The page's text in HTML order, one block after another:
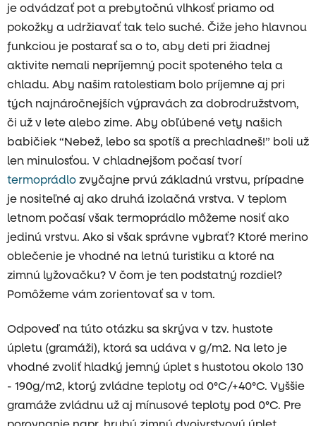
je odvádzať pot a prebytočnú vlhkosť priamo od
pokožky a udržiavať tak telo suché. Čiže jeho hlavnou
funkciou je postarať sa o to, aby deti pri žiadnej
aktivite nemali nepríjemný pocit spoteného tela a
chladu. Aby našim ratolestiam bolo príjemne aj pri
tých najnáročnejších výpravách za dobrodružstvom,
či už v lete alebo zime. Aby obľúbené vety našich
babičiek “Nebež, lebo sa spotíš a prechladneš!” boli už
len minulosťou. V chladnejšom počasí tvorí
termoprádlozvyčajne prvú základnú vrstvu, prípadne
je nositeľné aj ako druhá izolačná vrstva. V teplom
letnom počasí však termoprádlo môžeme nosiť ako
jedinú vrstvu. Ako si však správne vybrať? Ktoré merino
oblečenie je vhodné na letnú turistiku a ktoré na
zimnú lyžovačku? V čom je ten podstatný rozdiel?
Pomôžeme vám zorientovať sa v tom.
Odpoveď na túto otázku sa skrýva v tzv. hustote
úpletu (gramáži), ktorá sa udáva v g/m2. Na leto je
vhodné zvoliť hladký jemný úplet s hustotou okolo 130
- 190g/m2, ktorý zvládne teploty od 0°C/+40°C. Vyššie
gramáže zvládnu už aj mínusové teploty pod 0°C. Pre